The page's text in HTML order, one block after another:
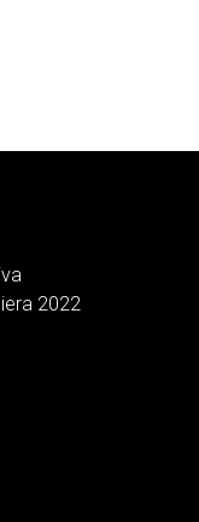
2022